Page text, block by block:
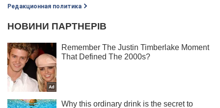
Редакционная политика